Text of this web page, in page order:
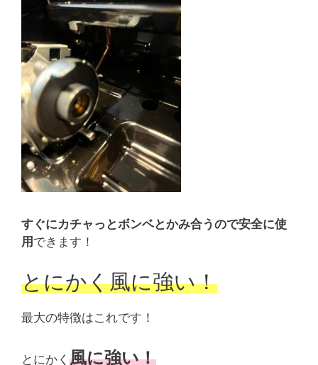
すぐにカチャっとボンベとかみ合うので安全に使
用 できます！
とにかく風に強い！
最大の特徴はこれです！
とにかく 風に強い！